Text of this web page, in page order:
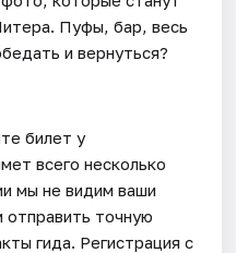
Пуфы, бар, весь
и вернуться?
билет у
всего несколько
мы не видим ваши
точную
гида. Регистрация с